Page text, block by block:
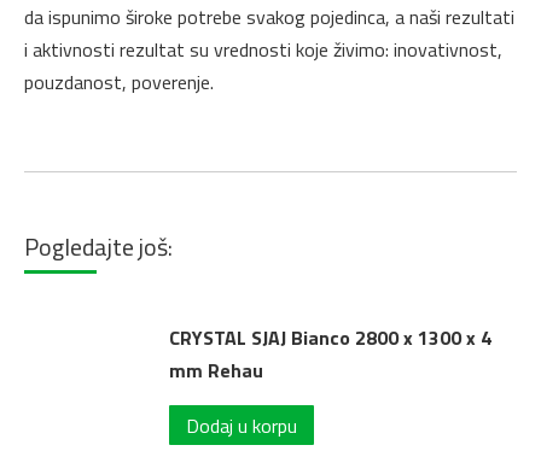
da ispunimo široke potrebe svakog pojedinca, a naši rezultati
i aktivnosti rezultat su vrednosti koje živimo: inovativnost,
pouzdanost, poverenje.
Pogledajte još:
CRYSTAL SJAJ Bianco 2800 x 1300 x 4
mm Rehau
Dodaj u korpu